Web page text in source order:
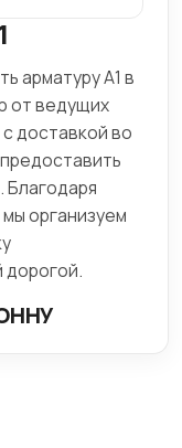
арматуру А1 в
от ведущих
доставкой во
. Благодаря
организуем
дорогой.